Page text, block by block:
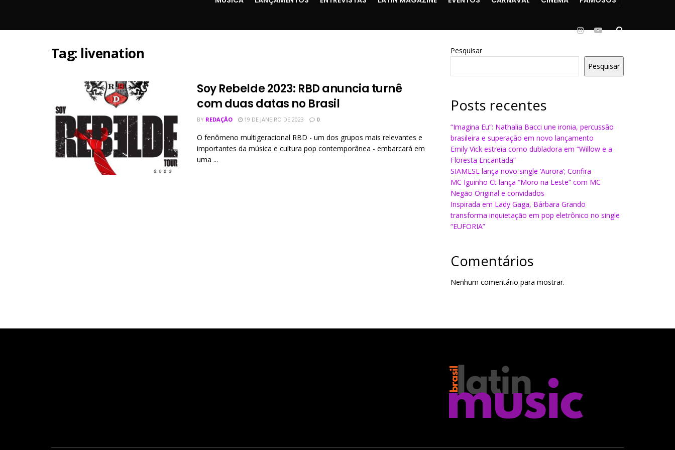
Tag: livenation
Soy Rebelde 2023: RBD anuncia turnê
com duas datas no Brasil
BY REDAÇÃO 19 DE JANEIRO DE 2023 0
O fenômeno multigeracional RBD - um dos grupos mais relevantes e
importantes da música e cultura pop contemporânea - embarcará em
uma ...
Pesquisar
Pesquisar
Posts recentes
“Imagina Eu”: Nathalia Bacci une ironia, percussão
brasileira e superação em novo lançamento
Emily Vick estreia como dubladora em “Willow e a
Floresta Encantada”
SIAMESE lança novo single ‘Aurora’; Confira
MC Iguinho Ct lança “Moro na Leste” com MC
Negão Original e convidados
Inspirada em Lady Gaga, Bárbara Grando
transforma inquietação em pop eletrônico no single
“EUFORIA”
Comentários
Nenhum comentário para mostrar.